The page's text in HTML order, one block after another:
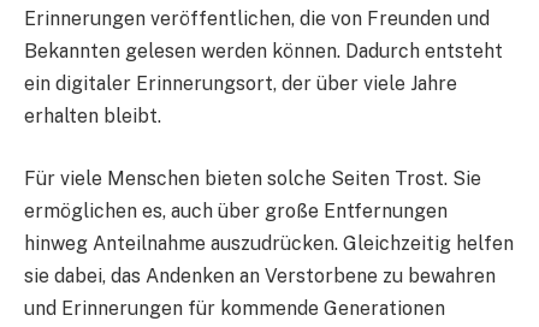
Erinnerungen veröffentlichen, die von Freunden und
Bekannten gelesen werden können. Dadurch entsteht
ein digitaler Erinnerungsort, der über viele Jahre
erhalten bleibt.
Für viele Menschen bieten solche Seiten Trost. Sie
ermöglichen es, auch über große Entfernungen
hinweg Anteilnahme auszudrücken. Gleichzeitig helfen
sie dabei, das Andenken an Verstorbene zu bewahren
und Erinnerungen für kommende Generationen